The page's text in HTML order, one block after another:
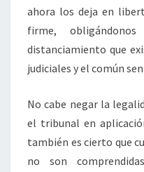
ahora los deja en
firme,
distanciamiento que
judiciales y el común
No cabe negar la
el tribunal en
también es cierto que
no son